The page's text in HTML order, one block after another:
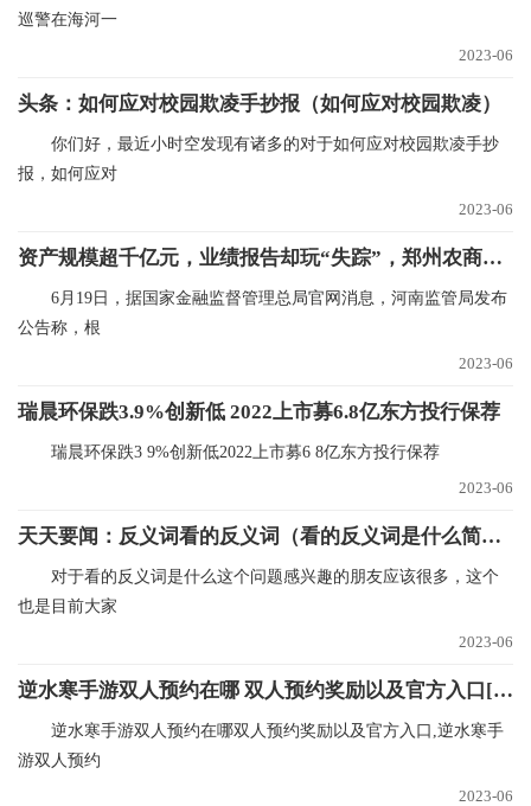
巡警在海河一
2023-06
头条：如何应对校园欺凌手抄报（如何应对校园欺凌）
你们好，最近小时空发现有诸多的对于如何应对校园欺凌手抄
报，如何应对
2023-06
资产规模超千亿元，业绩报告却玩“失踪”，郑州农商银行迎来新副行长查恒亮…
6月19日，据国家金融监督管理总局官网消息，河南监管局发布
公告称，根
2023-06
瑞晨环保跌3.9%创新低 2022上市募6.8亿东方投行保荐
瑞晨环保跌3 9%创新低2022上市募6 8亿东方投行保荐
2023-06
天天要闻：反义词看的反义词（看的反义词是什么简介介绍）
对于看的反义词是什么这个问题感兴趣的朋友应该很多，这个
也是目前大家
2023-06
逆水寒手游双人预约在哪 双人预约奖励以及官方入口[多图] 世界独家
逆水寒手游双人预约在哪双人预约奖励以及官方入口,逆水寒手
游双人预约
2023-06